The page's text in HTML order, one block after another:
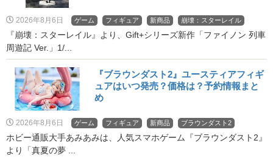
2026年8月6日 ゲーム フィギュア 新商品 崩壊：スターレイル
『崩壊：スターレイル』より、Gift+シリーズ新作「ファイノン 列車
周遊記 Ver.」1/...
『ブラウンダスト2』ユースティアフィギ
ュアはいつ発売？価格は？予約情報まと
め
2026年8月6日 ゲーム フィギュア 新商品 ブラウンダスト2
ホビー通販大手あみあみは、人気スマホゲーム『ブラウンダスト2』
より「真夏の夢 ...